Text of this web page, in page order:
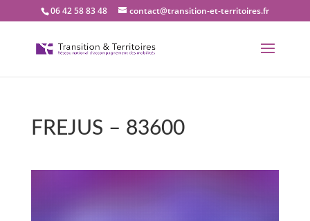
06 42 58 83 48 contact@transition-et-territoires.fr
FREJUS – 83600
bureau Transition et